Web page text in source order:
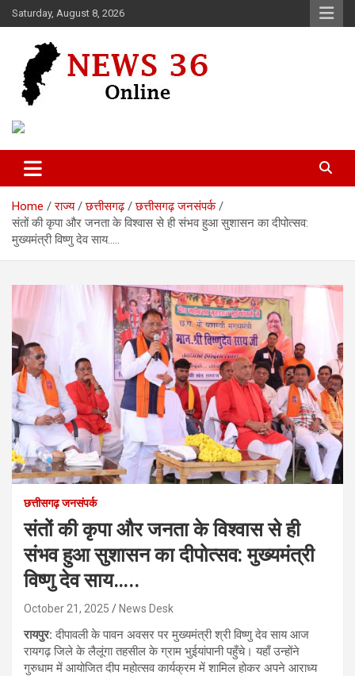
Skip
to
Saturday, August 8, 2026
News 36
Home राज्य छत्तीसगढ़
छत्तीसगढ़ जनसंपर्क
संतों की कृपा और जनता के विश्वास से ही संभव हुआ सुशासन का दीपोत्सव:
मुख्यमंत्री विष्णु देव साय…..
छत्तीसगढ़ जनसंपर्क
संतों की कृपा और जनता के विश्वास से ही
संभव हुआ सुशासन का दीपोत्सव: मुख्यमंत्री
विष्णु देव साय…..
October 21, 2025 News Desk
रायपुर:दीपावली के पावन अवसर पर मुख्यमंत्री श्री विष्णु देव साय आज
रायगढ़ जिले के लैलूंगा तहसील के ग्राम भुईयांपानी पहुँचे। यहाँ उन्होंने
गुरुधाम में आयोजित दीप महोत्सव कार्यक्रम में शामिल होकर अपने आराध्य